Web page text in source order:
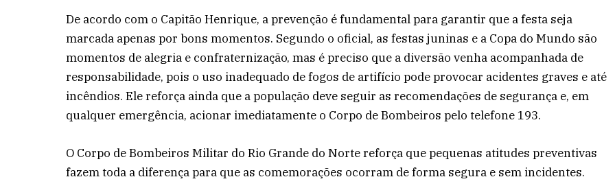
De acordo com o Capitão Henrique, a prevenção é fundamental para garantir que a festa seja
marcada apenas por bons momentos. Segundo o oficial, as festas juninas e a Copa do Mundo são
momentos de alegria e confraternização, mas é preciso que a diversão venha acompanhada de
responsabilidade, pois o uso inadequado de fogos de artifício pode provocar acidentes graves e até
incêndios. Ele reforça ainda que a população deve seguir as recomendações de segurança e, em
qualquer emergência, acionar imediatamente o Corpo de Bombeiros pelo telefone 193.
O Corpo de Bombeiros Militar do Rio Grande do Norte reforça que pequenas atitudes preventivas
fazem toda a diferença para que as comemorações ocorram de forma segura e sem incidentes.